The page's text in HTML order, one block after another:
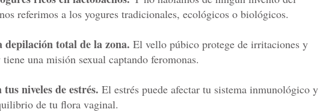
referimos a los yogures tradicionales, ecológicos o biológicos.
depilación total de la zona. El vello púbico protege de irritaciones y
una misión sexual captando feromonas.
niveles de estrés. El estrés puede afectar tu sistema inmunológico y
de tu flora vaginal.